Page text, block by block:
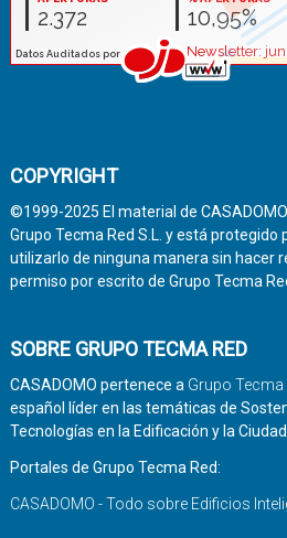
COPYRIGHT
©1999-2025 El material de
Grupo Tecma Red S.L. y está protegido
utilizarlo de ninguna manera sin hacer
permiso por escrito de Grupo Tecma
SOBRE GRUPO TECMA RED
CASADOMO pertenece a Grupo Tecma
español líder en las temáticas de
Tecnologías en la Edificación y la Ciudad.
Portales de Grupo Tecma Red:
CASADOMO - Todo sobre Edificios